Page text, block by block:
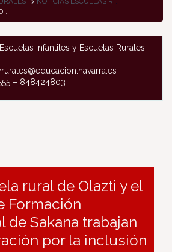
Infantiles y Escuelas Rurales
– 848424803
rural de Olazti y el
Formación
de Sakana trabajan
por la inclusión